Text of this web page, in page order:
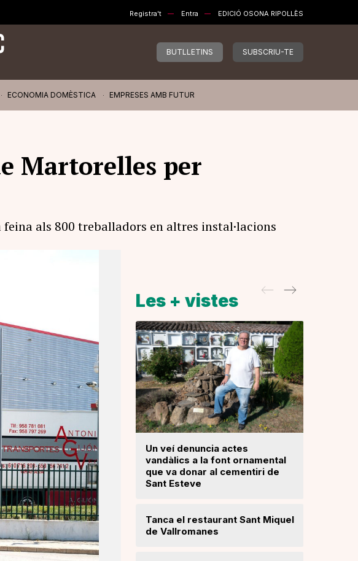
Registra't Entra EDICIÓ OSONA RIPOLLÈS
BUTLLETINS SUBSCRIU-TE
ECONOMIA DOMÈSTICA EMPRESES AMB FUTUR
Martorelles per
als 800 treballadors en altres instal·lacions
Les + vistes
Un veí denuncia actes
vandàlics a la font ornamental
que va donar al cementiri de
Sant Esteve
Tanca el restaurant Sant Miquel
de Vallromanes